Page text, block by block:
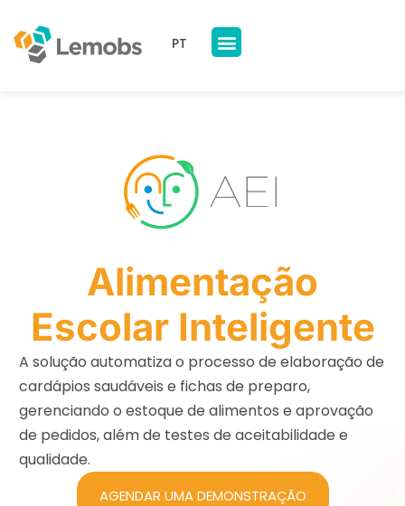
PT
Alimentação
Escolar Inteligente
A solução automatiza o processo de elaboração de
cardápios saudáveis e fichas de preparo,
gerenciando o estoque de alimentos e aprovação
de pedidos, além de testes de aceitabilidade e
qualidade.
AGENDAR UMA DEMONSTRAÇÃO